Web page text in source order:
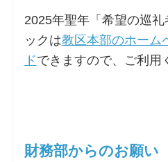
2025年聖年「希望の巡
ックは教区本部のホーム
ドできますので、ご利用
財務部からのお願い